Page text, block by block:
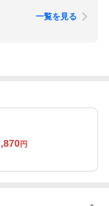
一覧を見る
円